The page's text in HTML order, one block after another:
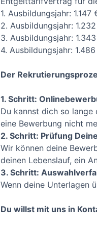
1. Ausbildungsjahr:
2. Ausbildungsjahr:
3. Ausbildungsjahr:
4. Ausbildungsjahr:
Der
1. Schritt:
Du kannst dich so
eine Bewerbung nicht
2. Schritt: Prüfung
Wir können deine
deinen Lebenslauf, ein
3. Schritt:
Wenn deine Unterlagen
Du willst mit uns in